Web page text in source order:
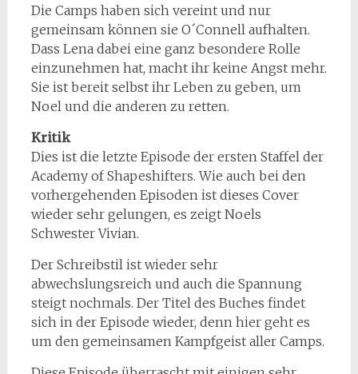
Die Camps haben sich vereint und nur
gemeinsam können sie O´Connell aufhalten.
Dass Lena dabei eine ganz besondere Rolle
einzunehmen hat, macht ihr keine Angst mehr.
Sie ist bereit selbst ihr Leben zu geben, um
Noel und die anderen zu retten.
Kritik
Dies ist die letzte Episode der ersten Staffel der
Academy of Shapeshifters. Wie auch bei den
vorhergehenden Episoden ist dieses Cover
wieder sehr gelungen, es zeigt Noels
Schwester Vivian.
Der Schreibstil ist wieder sehr
abwechslungsreich und auch die Spannung
steigt nochmals. Der Titel des Buches findet
sich in der Episode wieder, denn hier geht es
um den gemeinsamen Kampfgeist aller Camps.